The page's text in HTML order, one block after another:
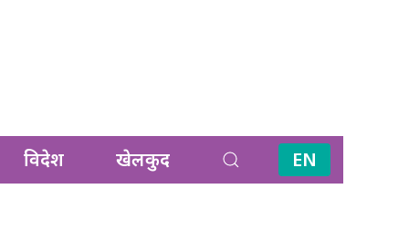
विदेश खेलकुद EN